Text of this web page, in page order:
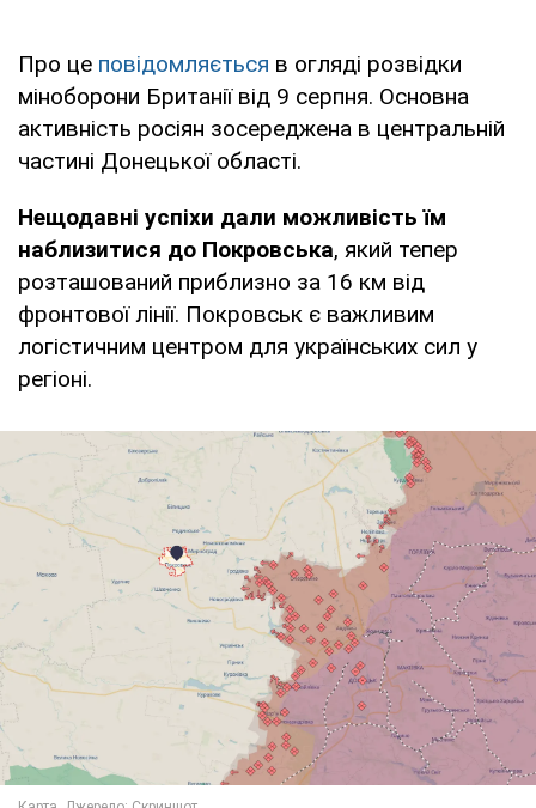
Про це повідомляється в огляді розвідки
міноборони Британії від 9 серпня. Основна
активність росіян зосереджена в центральній
частині Донецької області.
Нещодавні успіхи дали можливість їм
наблизитися до Покровська, який тепер
розташований приблизно за 16 км від
фронтової лінії. Покровськ є важливим
логістичним центром для українських сил у
регіоні.